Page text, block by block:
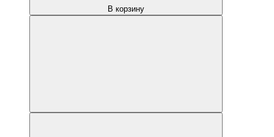
В корзину